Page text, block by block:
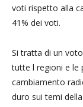
voti rispetto alla
41% dei voti.
Si tratta di un
tutte l regioni e le
cambiamento
duro sui temi